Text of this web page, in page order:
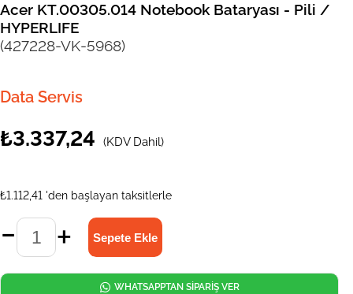
Acer KT.00305.014 Notebook Bataryası - Pili /
HYPERLIFE
(427228-VK-5968)
Data Servis
₺3.337,24 (KDV Dahil)
₺1.112,41 'den başlayan taksitlerle
WHATSAPPTAN SİPARİŞ VER